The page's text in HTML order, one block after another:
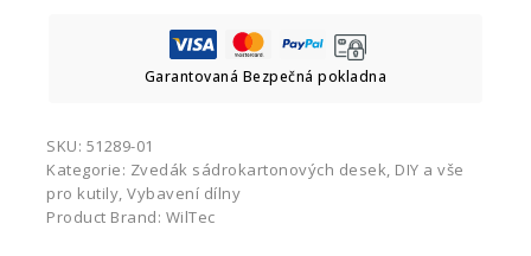
Garantovaná Bezpečná pokladna
SKU: 51289-01
Kategorie: Zvedák sádrokartonových desek, DIY a vše
pro kutily, Vybavení dílny
Product Brand: WilTec